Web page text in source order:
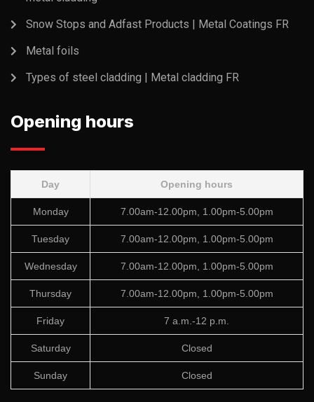
Snow Stops and Adfast Products | Metal Coatings FR
Metal foils
Types of steel cladding | Metal cladding FR
Opening hours
Day Opening hours
Monday 7.00am-12.00pm, 1.00pm-5.00pm
Tuesday 7.00am-12.00pm, 1.00pm-5.00pm
Wednesday 7.00am-12.00pm, 1.00pm-5.00pm
Thursday 7.00am-12.00pm, 1.00pm-5.00pm
Friday 7 a.m.-12 p.m.
Saturday Closed
Sunday Closed